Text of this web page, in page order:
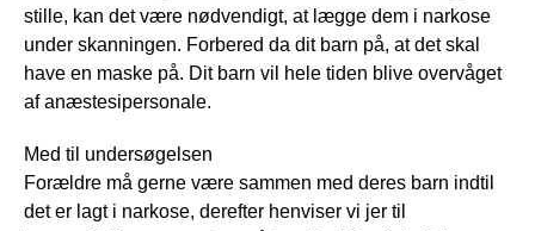
stille, kan det være nødvendigt, at lægge dem i narkose
under skanningen. Forbered da dit barn på, at det skal
have en maske på. Dit barn vil hele tiden blive overvåget
af anæstesipersonale.
Med til undersøgelsen
Forældre må gerne være sammen med deres barn indtil
det er lagt i narkose, derefter henviser vi jer til